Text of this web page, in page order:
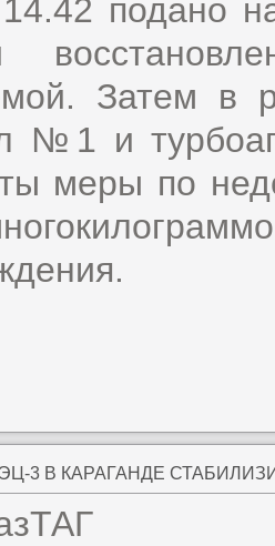
подано
Затем в
№1 и
меры по
3 В КАРАГАНДЕ